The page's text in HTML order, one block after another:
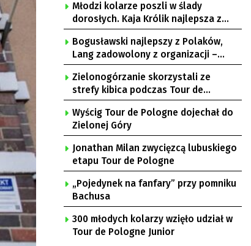
Młodzi kolarze poszli w ślady
dorosłych. Kaja Królik najlepsza z
Lubuszanek w Tour de Pologne Junior
Bogusławski najlepszy z Polaków,
Lang zadowolony z organizacji –
komentarze po 3. etapie Tour de
Pologne
Zielonogórzanie skorzystali ze
strefy kibica podczas Tour de
Pologne
Wyścig Tour de Pologne dojechał do
Zielonej Góry
Jonathan Milan zwycięzcą lubuskiego
etapu Tour de Pologne
„Pojedynek na fanfary” przy pomniku
Bachusa
300 młodych kolarzy wzięło udział w
Tour de Pologne Junior